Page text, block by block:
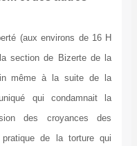
(aux environs de 16 H
section de Bizerte de la
même à la suite de la
qui condamnait la
des croyances des
de la torture qui